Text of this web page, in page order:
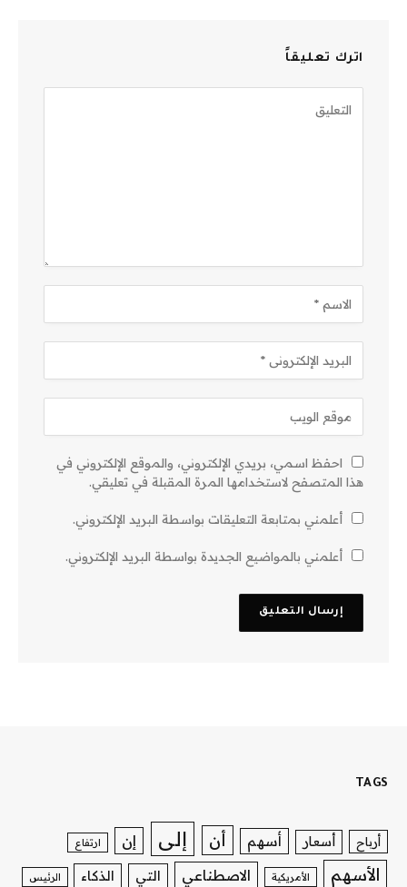
اترك تعليقاً
احفظ اسمي، بريدي الإلكتروني، والموقع الإلكتروني في
هذا المتصفح لاستخدامها المرة المقبلة في تعليقي.
أعلمني بمتابعة التعليقات بواسطة البريد الإلكتروني.
أعلمني بالمواضيع الجديدة بواسطة البريد الإلكتروني.
TAGS
أرباح أسعار أسهم أن إلى إن ارتفاع
الأسهم الأمريكية الاصطناعي التي الذكاء الرئيس